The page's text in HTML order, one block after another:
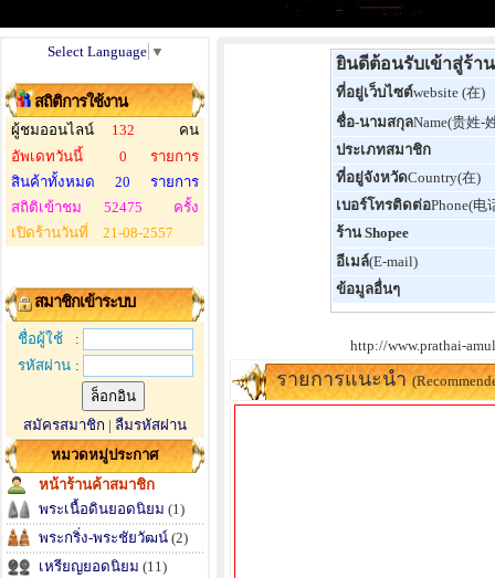
Select Language ▼
สถิติการใช้งาน
ผู้ชมออนไลน์ 132
คน
อัพเดทวันนี้
0
รายการ
สินค้าทั้งหมด
20
รายการ
สถิติเข้าชม
52475
ครั้ง
เปิดร้านวันที่
21-08-2557
สมาชิกเข้าระบบ
ชื่อผู้ใช้
:
รหัสผ่าน :
สมัครสมาชิก | ลืมรหัสผ่าน
หมวดหมู่ประกาศ
หน้าร้านค้าสมาชิก
พระเนื้อดินยอดนิยม (1)
พระกริ่ง-พระชัยวัฒน์ (2)
เหรียญยอดนิยม (11)
ยินดีต้อนรับเข้าสู่ร้
ที่อยู่เว็บไซต์website (在)
ชื่อ-นามสกุลName(贵姓-
ประเภทสมาชิก
ที่อยู่จังหวัดCountry(在)
เบอร์โทรติดต่อPhone(电
ร้าน Shopee
อีเมล์(E-mail)
ข้อมูลอื่นๆ
http://www.prathai-
รายการแนะนำ